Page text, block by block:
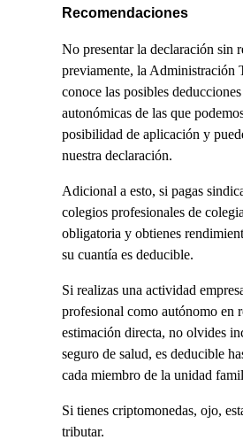
Recomendaciones
No presentar la declaración sin
previamente, la Administración
conoce las posibles
autonómicas de las que
posibilidad de aplicación y
nuestra declaración.
Adicional a esto, si pagas
colegios profesionales de
obligatoria y obtienes
su cuantía es deducible.
Si realizas una actividad
profesional como autónomo en
estimación directa, no olvides
seguro de salud, es deducible
cada miembro de la unidad
Si tienes criptomonedas, ojo,
tributar.